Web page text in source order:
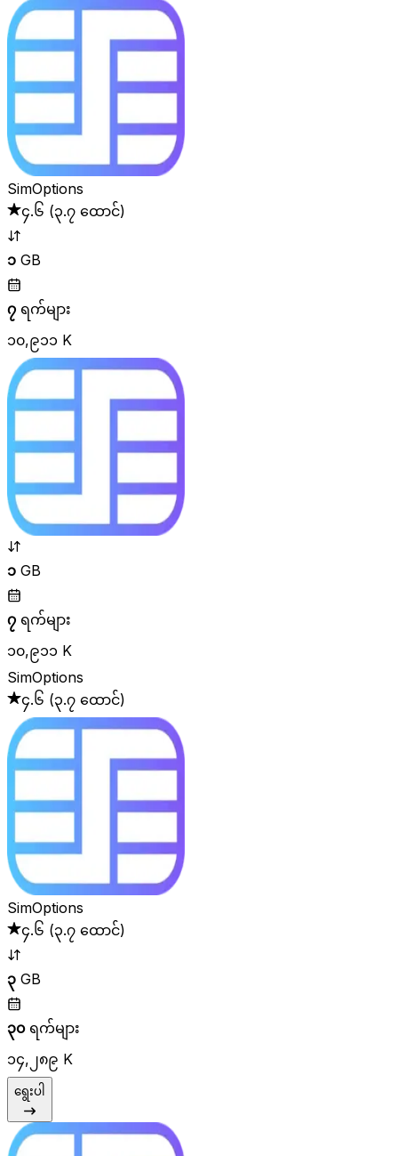
SimOptions
၄.၆ (၃.၇ ထောင်)
၁ GB
၇ ရက်များ
၁၀,၉၁၁ K
၁ GB
၇ ရက်များ
၁၀,၉၁၁ K
SimOptions
၄.၆ (၃.၇ ထောင်)
SimOptions
၄.၆ (၃.၇ ထောင်)
၃ GB
၃၀ရက်များ
၁၄,၂၈၉ K
ရွေးပါ